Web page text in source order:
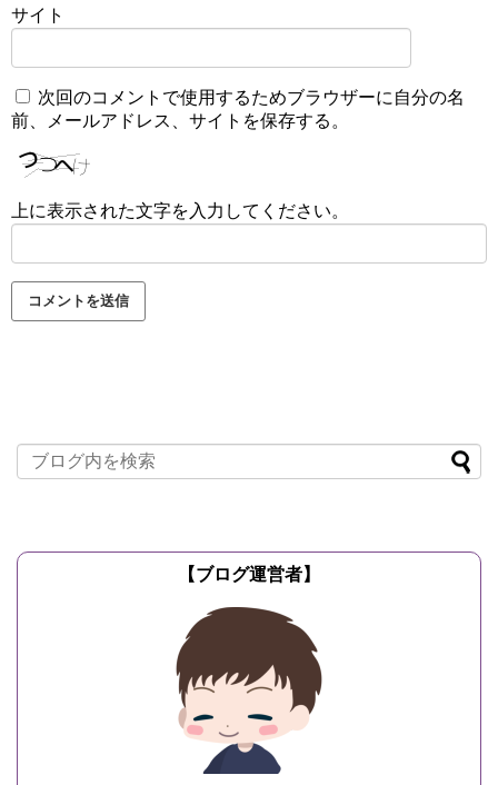
サイト
次回のコメントで使用するためブラウザーに自分の名
前、メールアドレス、サイトを保存する。
上に表示された文字を入力してください。
【ブログ運営者】